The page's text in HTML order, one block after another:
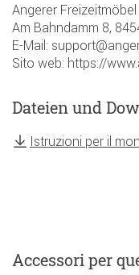
Angerer Freizeitmöbel
Am Bahndamm 8,
E-Mail:
Sito web: https://
Dateien und
Istruzioni per il
Accessoriper